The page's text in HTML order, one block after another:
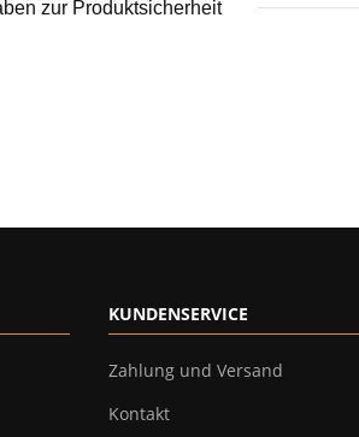
zur Produktsicherheit
KUNDENSERVICE
Zahlung und Versand
Kontakt